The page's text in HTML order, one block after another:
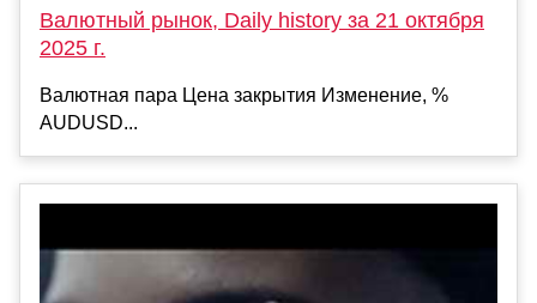
Валютный рынок, Daily history за 21 октября
2025 г.
Валютная пара Цена закрытия Изменение, %
AUDUSD...